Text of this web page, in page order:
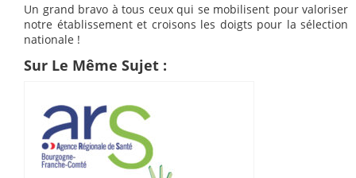
Un grand bravo à tous ceux qui se mobilisent pour valoriser
notre établissement et croisons les doigts pour la sélection
nationale !
Sur Le Même Sujet :